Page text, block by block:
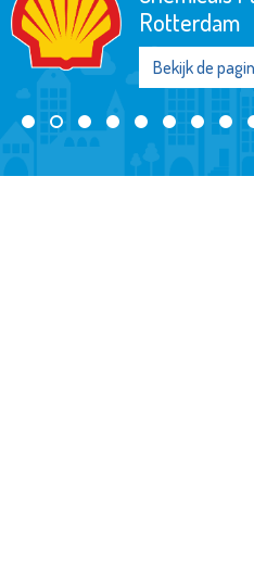
Bekijk de pagina